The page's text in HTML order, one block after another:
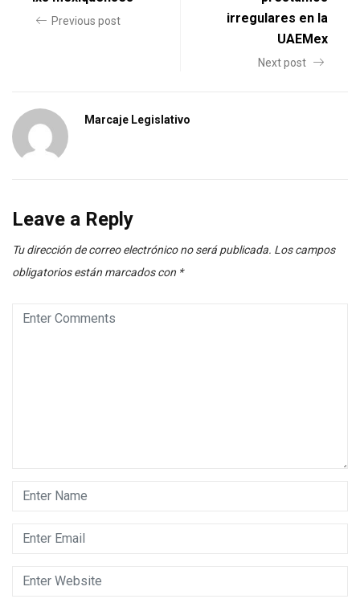
Previous post
irregulares en la
UAEMex
Next post
Marcaje Legislativo
Leave a Reply
Tu dirección de correo electrónico no será publicada. Los campos
obligatorios están marcados con *